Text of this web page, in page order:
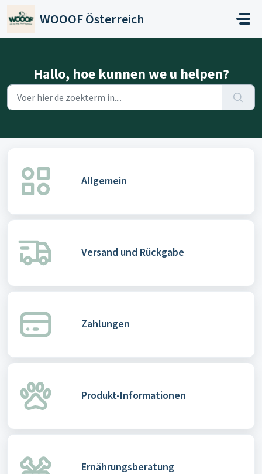
WOOOF Österreich
Hallo, hoe kunnen we u helpen?
Allgemein
Versand und Rückgabe
Zahlungen
Produkt-Informationen
Ernährungsberatung